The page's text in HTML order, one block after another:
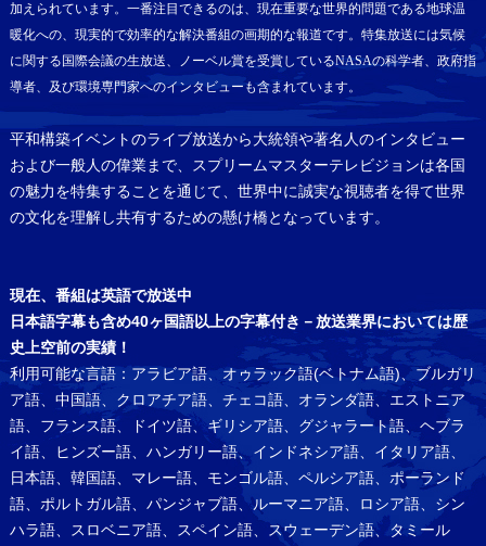
加えられています。一番注目できるのは、現在重要な世界的問題である地球温
暖化への、現実的で効率的な解決番組の画期的な報道です。特集放送には気候
に関する国際会議の生放送、ノーベル賞を受賞しているNASAの科学者、政府指
導者、及び環境専門家へのインタビューも含まれています。
平和構築イベントのライブ放送から大統領や著名人のインタビュー
および一般人の偉業まで、スプリームマスターテレビジョンは各国
の魅力を特集することを通じて、世界中に誠実な視聴者を得て世界
の文化を理解し共有するための懸け橋となっています。
現在、番組は英語で放送中
日本語字幕も含め40ヶ国語以上の字幕付き－放送業界においては歴
史上空前の実績！
利用可能な言語：アラビア語、オゥラック語(ベトナム語)、ブルガリ
ア語、中国語、クロアチア語、チェコ語、オランダ語、エストニア
語、フランス語、ドイツ語、ギリシア語、グジャラート語、ヘブラ
イ語、ヒンズー語、ハンガリー語、インドネシア語、イタリア語、
日本語、韓国語、マレー語、モンゴル語、ペルシア語、ポーランド
語、ポルトガル語、パンジャブ語、ルーマニア語、ロシア語、シン
ハラ語、スロベニア語、スペイン語、スウェーデン語、タミール